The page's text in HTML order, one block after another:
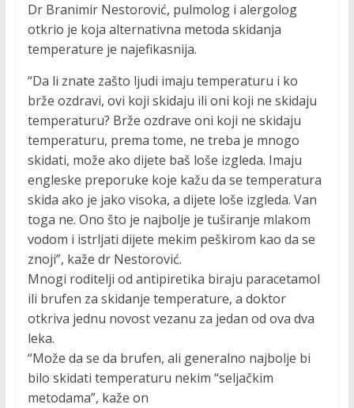
Dr Branimir Nestorović, pulmolog i alergolog
otkrio je koja alternativna metoda skidanja
temperature je najefikasnija.
“Da li znate zašto ljudi imaju temperaturu i ko
brže ozdravi, ovi koji skidaju ili oni koji ne skidaju
temperaturu? Brže ozdrave oni koji ne skidaju
temperaturu, prema tome, ne treba je mnogo
skidati, može ako dijete baš loše izgleda. Imaju
engleske preporuke koje kažu da se temperatura
skida ako je jako visoka, a dijete loše izgleda. Van
toga ne. Ono što je najbolje je tuširanje mlakom
vodom i istrljati dijete mekim peškirom kao da se
znoji”, kaže dr Nestorović.
Mnogi roditelji od antipiretika biraju paracetamol
ili brufen za skidanje temperature, a doktor
otkriva jednu novost vezanu za jedan od ova dva
leka.
“Može da se da brufen, ali generalno najbolje bi
bilo skidati temperaturu nekim “seljačkim
metodama”, kaže on